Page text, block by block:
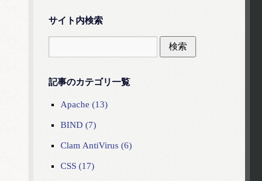
サイト内検索
記事のカテゴリ一覧
Apache (13)
BIND (7)
Clam AntiVirus (6)
CSS (17)